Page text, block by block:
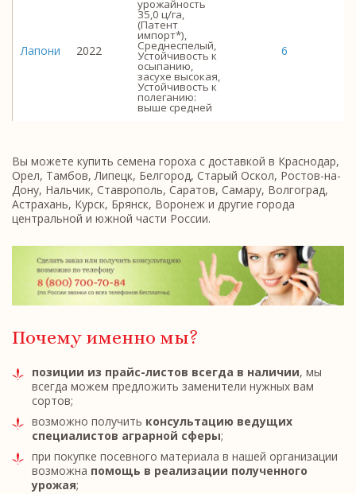
Лапони 2022
урожайность
35,0 ц/га,
(Патент
импорт*),
Среднеспелый,
Устойчивость к
осыпанию,
засухе высокая,
Устойчивость к
полеганию:
выше средней
6
Вы можете купить семена гороха с доставкой в Краснодар,
Орел, Тамбов, Липецк, Белгород, Старый Оскол, Ростов-на-
Дону, Нальчик, Ставрополь, Саратов, Самару, Волгоград,
Астрахань, Курск, Брянск, Воронеж и другие города
центральной и южной части России.
Почему именно мы?
позиции из прайс-листов всегда в наличии, мы
всегда можем предложить заменители нужных вам
сортов;
возможно получить консультацию ведущих
специалистов аграрной сферы;
при покупке посевного материала в нашей организации
возможна помощь в реализации полученного
урожая;